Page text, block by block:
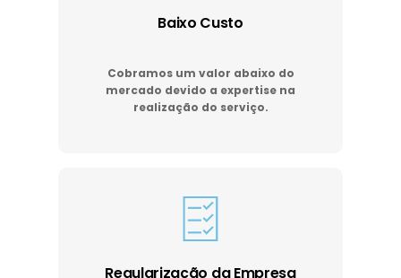
Baixo Custo
Cobramos um valor abaixo do
mercado devido a expertise na
realização do serviço.
Regularização da Empresa